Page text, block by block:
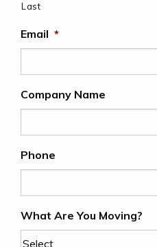
Last
Email *
Company Name
Phone
What Are You Moving?